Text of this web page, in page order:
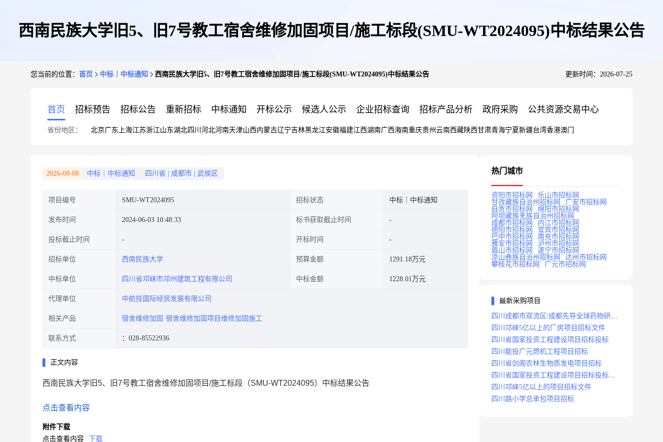
西南民族大学旧5、旧7号教工宿舍维修加固项目/施工标段(SMU-WT2024095)中标结果公告
您当前的位置： 首页 中标｜中标通知 西南民族大学旧5、旧7号教工宿舍维修加固项目/施工标段(SMU-WT2024095)中标结果公告 更新时间：2026-07-25
首页 招标预告 招标公告 重新招标 中标通知 开标公示 候选人公示 企业招标查询 招标产品分析 政府采购 公共资源交易中心
省份地区： 北京广东 上海江苏浙江山东湖北四川 河北河南天津山西内蒙古辽宁吉林黑龙江安徽福建江西湖南广西海南重庆贵州 云南西藏陕西甘肃青海宁夏新疆台湾香港澳门
2026-08-08 中标｜中标通知 四川省 成都市 武侯区
项目编号 SMU-WT2024095 招标状态 中标｜中标通知
发布时间 2024-06-03 10:48:33 标书获取截止时间
投标截止时间 开标时间
招标单位 西南民族大学 预算金额 1291.18万元
中标单位 四川省邛崃市邛州建筑工程有限公司 中标金额 1228.01万元
代理单位 中航技国际经贸发展有限公司
相关产品 宿舍维修加固 宿舍维修加固项目维修加固施工
联系方式 ：028-85522936
正文内容
西南民族大学旧5、旧7号教工宿舍维修加固项目/施工标段（SMU-WT2024095）中标结果公告
点击查看内容
附件下载
点击查看内容
下载
热门城市
资阳市招标网
乐山市招标网
甘孜藏族自治州招标网
广安市招标网
自贡市招标网
绵阳市招标网
阿坝藏族羌族自治州招标网
成都市招标网
内江市招标网
德阳市招标网
宜宾市招标网
巴中市招标网
南充市招标网
雅安市招标网
泸州市招标网
眉山市招标网
遂宁市招标网
凉山彝族自治州招标网
达州市招标网
攀枝花市招标网
广元市招标网
最新采购项目
四川成都市双流区/成都先导全球药物研发
生产基地(一期)(dj)项目招标标段
四川邛崃5亿以上的厂房项目招标文件
四川省国家投资工程建设项目招标投标
四川能投广元燃机工程项目招标
四川省剑阁农林生物质发电项目招标
四川省国家投资工程建设项目招标投标
2008年版
四川邛崃5亿以上的项目招标文件
四川路小学总承包项目招标